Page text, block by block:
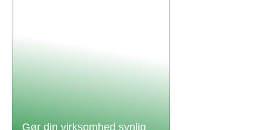
Gør din virksomhed synlig